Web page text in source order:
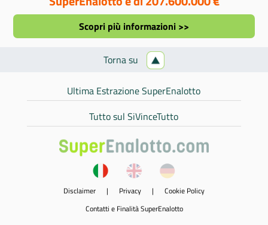
Scopri più informazioni >>
Torna su
Ultima Estrazione SuperEnalotto
Tutto sul SiVinceTutto
Disclaimer | Privacy | Cookie Policy
Contatti e Finalità SuperEnalotto